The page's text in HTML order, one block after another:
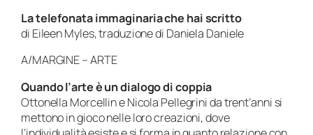
La telefonata immaginaria che hai scritto
di Eileen Myles, traduzione di Daniela Daniele
A/MARGINE – ARTE
Quando l’arte è un dialogo di coppia
Ottonella Morcellin e Nicola Pellegrini da trent’anni si
mettono in gioco nelle loro creazioni, dove